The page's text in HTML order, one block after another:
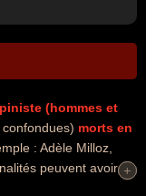
(hommes et
morts en
: Adèle Milloz,
peuvent avoir +
+